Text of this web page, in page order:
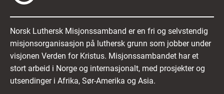
Norsk Luthersk Misjonssamband er en fri og selvstendig
misjonsorganisasjon på luthersk grunn som jobber under
visjonen Verden for Kristus. Misjonssambandet har et
stort arbeid i Norge og internasjonalt, med prosjekter og
utsendinger i Afrika, Sør-Amerika og Asia.